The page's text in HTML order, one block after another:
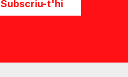
Subscriu-t'hi